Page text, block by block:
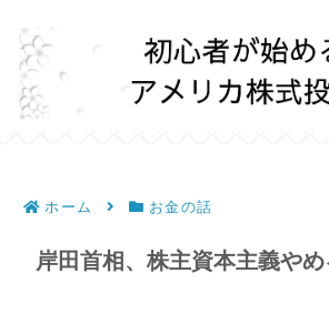
ホーム お金の話
岸田首相、株主資本主義やめ